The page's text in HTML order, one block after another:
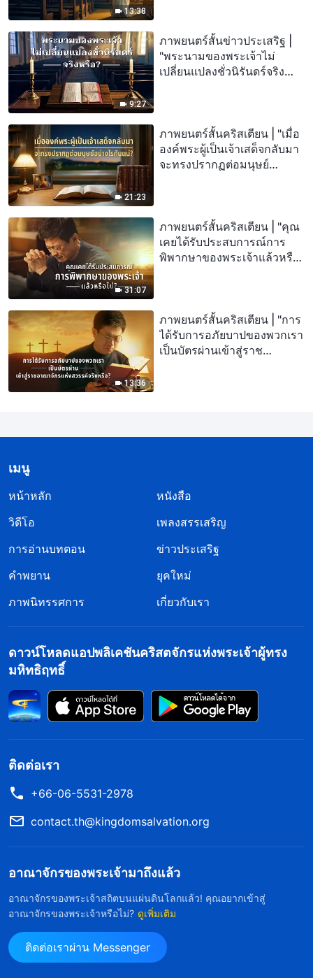
13:38
9:27
ภาพยนตร์สั้นข่าวประเสริฐ |
"พระนามของพระเจ้าไม่
เปลี่ยนแปลงชั่วนิรันดร์จริง
21:23
ภาพยนตร์สั้นคริสเตียน | "เมื่อ
องค์พระผู้เป็นเจ้าเสด็จกลับมา
จะทรงปรากฏต่อมนุษย์
31:07
ภาพยนตร์สั้นคริสเตียน | "คุณ
เคยได้รับประสบการณ์การ
พิพากษาของพระเจ้าแล้วหรือ
13:36
ภาพยนตร์สั้นคริสเตียน | "การ
ได้รับการอภัยบาปของพวกเรา
เป็นบัตรผ่านเข้าสู่ราช
เมนู
หน้าหลัก
หนังสือ
วิดีโอ
เพลงสรรเสริญ
การอ่านบทตอน
ข่าวประเสริฐ
คำพยาน
ยุคใหม่
ภาพนิทรรศการ
เกี่ยวกับเรา
ดาวน์โหลดแอปพลิเคชันคริสตจักรแห่งพระเจ้าผู้ทรง
มหิทธิฤทธิ์
ติดต่อเรา
+66-06-5531-2978
contact.th@kingdomsalvation.org
อาณาจักรของพระเจ้ามาถึงแล้ว
อาณาจักรของพระเจ้าสถิตบนแผ่นดินโลกแล้ว! คุณอยากเข้าสู่
อาณาจักรของพระเจ้าหรือไม่? ดูเพิ่มเติม
ติดต่อเราผ่าน Messenger